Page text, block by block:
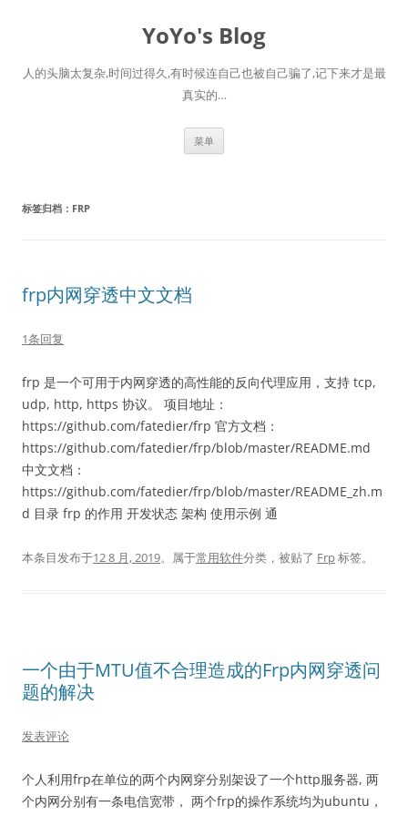
YoYo's Blog
人的头脑太复杂,时间过得久,有时候连自己也被自己骗了,记下来才是最
真实的…
菜单
标签归档： FRP
frp内网穿透中文文档
1条回复
frp 是一个可用于内网穿透的高性能的反向代理应用，支持 tcp,
udp, http, https 协议。 项目地址：
https://github.com/fatedier/frp 官方文档：
https://github.com/fatedier/frp/blob/master/README.md
中文文档：
https://github.com/fatedier/frp/blob/master/README_zh.m
d 目录 frp 的作用 开发状态 架构 使用示例 通
本条目发布于12 8 月, 2019。属于常用软件分类，被贴了 Frp标签。
一个由于MTU值不合理造成的Frp内网穿透问
题的解决
发表评论
个人利用frp在单位的两个内网穿分别架设了一个http服务器, 两
个内网分别有一条电信宽带， 两个frp的操作系统均为ubuntu，